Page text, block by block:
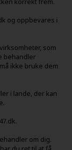
og oppbevares i
som
behandler
ikke bruke dem
i lande, der kan
om dig.